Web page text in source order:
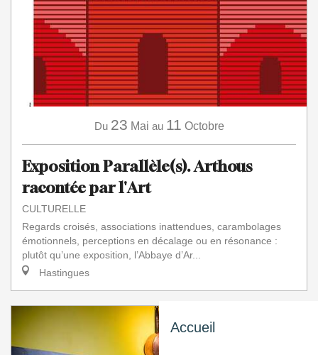
Accueil
Du 23 Mai au 11 Octobre
Exposition Parallèle(s). Arthous
racontée par l'Art
CULTURELLE
Regards croisés, associations inattendues, carambolages
émotionnels, perceptions en décalage ou en résonance :
plutôt qu’une exposition, l’Abbaye d’Ar...
Hastingues